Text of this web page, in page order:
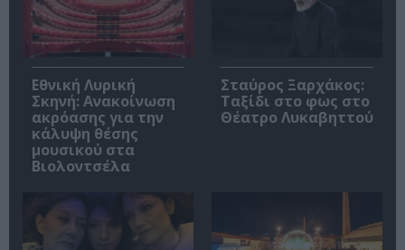
Εθνική Λυρική
Σκηνή: Ανακοίνωση
ακρόασης για την
κάλυψη θέσης
μουσικού στα
Βιολοντσέλα
Σταύρος Ξαρχάκος:
Ταξίδι στο φως στο
Θέατρο Λυκαβηττού